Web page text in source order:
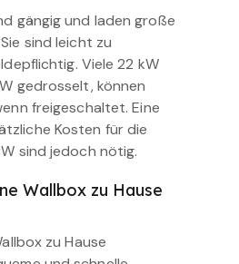
gängig und laden große
sind leicht zu
Viele 22 kW
gedrosselt, können
freigeschaltet. Eine
Kosten für die
sind jedoch nötig.
Wallbox zu Hause
zu Hause